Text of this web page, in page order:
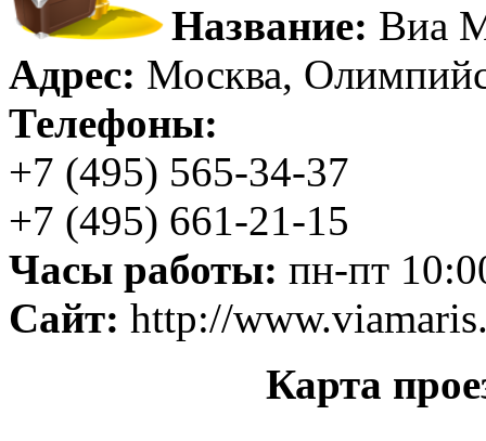
Название: Виа
Адрес: Москва,
Телефоны:
+7 (495) 565-34-37
+7 (495) 661-21-15
Часы работы: пн-пт
Сайт: http://
Карта